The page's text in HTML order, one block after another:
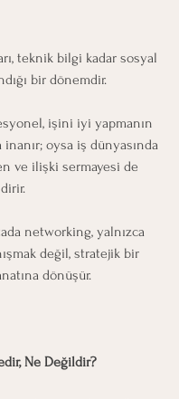
teknik bilgi kadar sosyal
bir dönemdir.
işini iyi yapmanın
oysa iş dünyasında
ve ilişki sermayesi de
networking, yalnızca
değil, stratejik bir
dönüşür.
Ne Değildir?